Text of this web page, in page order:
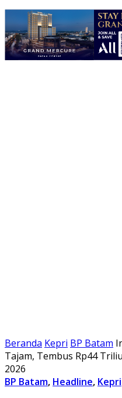
Beranda Kepri BP Batam
Tajam, Tembus Rp44
2026
BP Batam, Headline, Kepri